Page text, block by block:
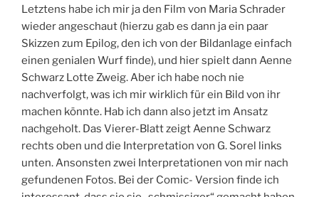
Letztens habe ich mir ja den Film von Maria Schrader
wieder angeschaut (hierzu gab es dann ja ein paar
Skizzen zum Epilog, den ich von der Bildanlage einfach
einen genialen Wurf finde), und hier spielt dann Aenne
Schwarz Lotte Zweig. Aber ich habe noch nie
nachverfolgt, was ich mir wirklich für ein Bild von ihr
machen könnte. Hab ich dann also jetzt im Ansatz
nachgeholt. Das Vierer-Blatt zeigt Aenne Schwarz
rechts oben und die Interpretation von G. Sorel links
unten. Ansonsten zwei Interpretationen von mir nach
gefundenen Fotos. Bei der Comic- Version finde ich